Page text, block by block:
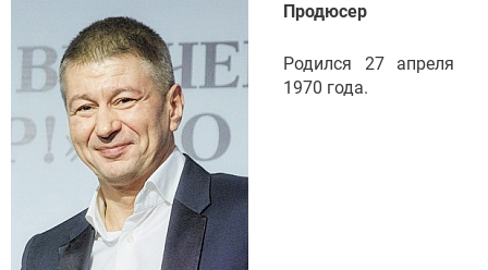
Продюсер
Родился 27 апреля
1970 года.